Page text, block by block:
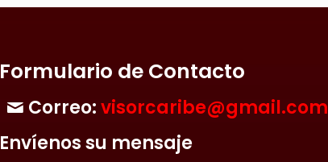
Formulario de Contacto
Correo:visorcaribe@gmail.com
Envíenos su mensaje